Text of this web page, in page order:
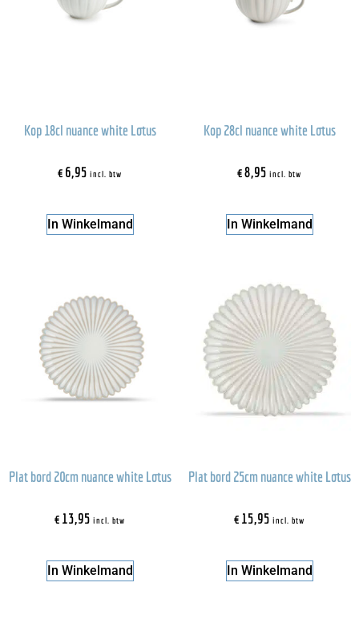
Kop 18cl nuance white Lotus
€6,95 incl. btw
In Winkelmand
Kop 28cl nuance white Lotus
€8,95 incl. btw
In Winkelmand
Plat bord 20cm nuance white Lotus
€13,95 incl. btw
In Winkelmand
Plat bord 25cm nuance white Lotus
€15,95 incl. btw
In Winkelmand